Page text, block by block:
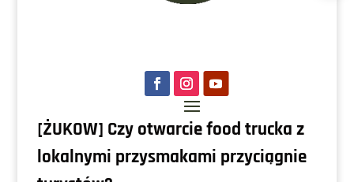
[ŻUKÓW] Czy otwarcie food trucka z
lokalnymi przysmakami przyciągnie